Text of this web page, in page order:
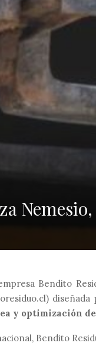
Bendito
diseñada
y optimización de
Bendito